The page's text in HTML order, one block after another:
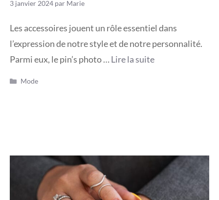
3 janvier 2024 par Marie
Les accessoires jouent un rôle essentiel dans
l’expression de notre style et de notre personnalité.
Parmi eux, le pin’s photo …Lire la suite
Catégories
Mode